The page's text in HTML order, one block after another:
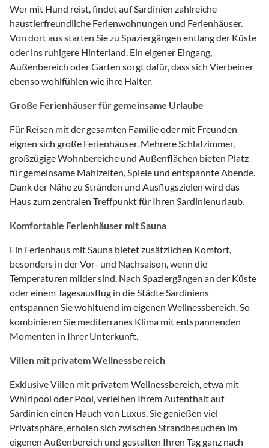
Wer mit Hund reist, findet auf Sardinien zahlreiche
haustierfreundliche Ferienwohnungen und Ferienhäuser.
Von dort aus starten Sie zu Spaziergängen entlang der Küste
oder ins ruhigere Hinterland. Ein eigener Eingang,
Außenbereich oder Garten sorgt dafür, dass sich Vierbeiner
ebenso wohlfühlen wie ihre Halter.
Große Ferienhäuser für gemeinsame Urlaube
Für Reisen mit der gesamten Familie oder mit Freunden
eignen sich große Ferienhäuser. Mehrere Schlafzimmer,
großzügige Wohnbereiche und Außenflächen bieten Platz
für gemeinsame Mahlzeiten, Spiele und entspannte Abende.
Dank der Nähe zu Stränden und Ausflugszielen wird das
Haus zum zentralen Treffpunkt für Ihren Sardinienurlaub.
Komfortable Ferienhäuser mit Sauna
Ein Ferienhaus mit Sauna bietet zusätzlichen Komfort,
besonders in der Vor- und Nachsaison, wenn die
Temperaturen milder sind. Nach Spaziergängen an der Küste
oder einem Tagesausflug in die Städte Sardiniens
entspannen Sie wohltuend im eigenen Wellnessbereich. So
kombinieren Sie mediterranes Klima mit entspannenden
Momenten in Ihrer Unterkunft.
Villen mit privatem Wellnessbereich
Exklusive Villen mit privatem Wellnessbereich, etwa mit
Whirlpool oder Pool, verleihen Ihrem Aufenthalt auf
Sardinien einen Hauch von Luxus. Sie genießen viel
Privatsphäre, erholen sich zwischen Strandbesuchen im
eigenen Außenbereich und gestalten Ihren Tag ganz nach